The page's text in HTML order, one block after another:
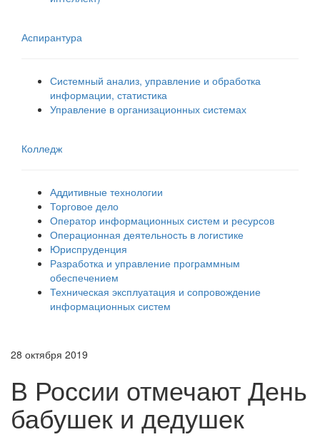
Аспирантура
Системный анализ, управление и обработка
информации, статистика
Управление в организационных системах
Колледж
Аддитивные технологии
Торговое дело
Оператор информационных систем и ресурсов
Операционная деятельность в логистике
Юриспруденция
Разработка и управление программным
обеспечением
Техническая эксплуатация и сопровождение
информационных систем
28 октября 2019
В России отмечают День
бабушек и дедушек